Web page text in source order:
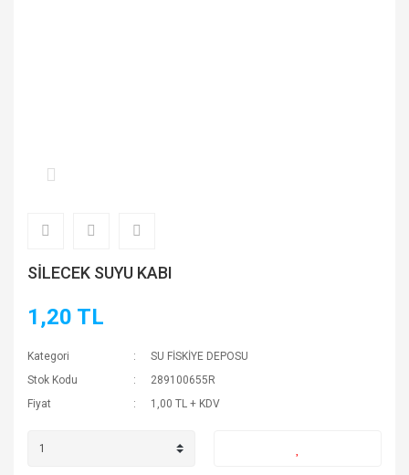
SİLECEK SUYU KABI
1,20 TL
Kategori
SU FİSKİYE DEPOSU
Stok Kodu
289100655R
Fiyat
1,00 TL + KDV